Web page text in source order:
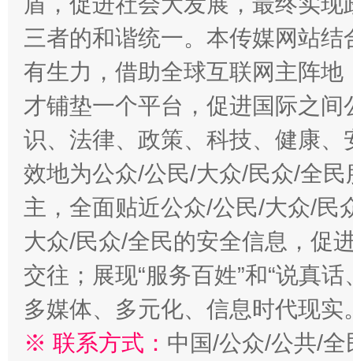
三者的和谐统一。本传媒网站
有生力，借助全球互联网主阵
才铺垫一个平台，促进国际之
识、法律、政策、科技、健康
效地为公众/公民/大众/民众/全
主，全面贴近公众/公民/大众/民
大众/民众/全民的安全信息，促
交往；展现“服务百姓”和“说真
多媒体、多元化、信息时代现实
※ 联系方式： 中国/公众/公共/